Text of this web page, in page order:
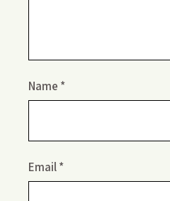
Name *
Email*